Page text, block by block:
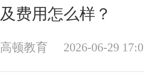
及费用怎么样？
高顿教育 2026-06-29